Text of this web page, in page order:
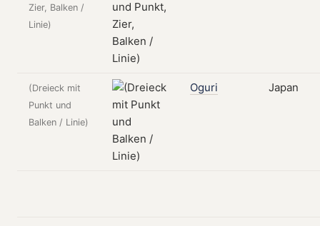
Zier, Balken /
Linie)
(Dreieck mit
Punkt und
Balken / Linie)
Oguri Japan